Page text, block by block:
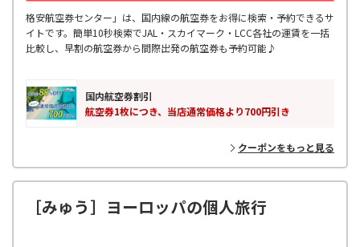
格安航空券センター」は、国内線の航空券をお得に検索・予約できるサ
イトです。簡単10秒検索でJAL・スカイマーク・LCC各社の運賃を一括
比較し、早割の航空券から間際出発の航空券も予約可能♪
国内航空券割引
航空券1枚につき、当店通常価格より700円引き
クーポンをもっと見る
［みゅう］ヨーロッパの個人旅行